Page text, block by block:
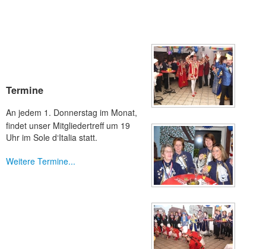
Termine
An jedem 1. Donnerstag im Monat,
findet unser Mitgliedertreff um 19
Uhr im Sole d‘Italia statt.
Weitere Termine...